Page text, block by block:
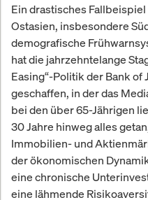
Ein drastisches
Ostasien, insbesondere
demografische
hat die jahrzehntelange
Easing“-Politik der Bank of
geschaffen, in der das
bei den über 65-Jährigen
30 Jahre hinweg alles
Immobilien- und
der ökonomischen
eine chronische
eine lähmende